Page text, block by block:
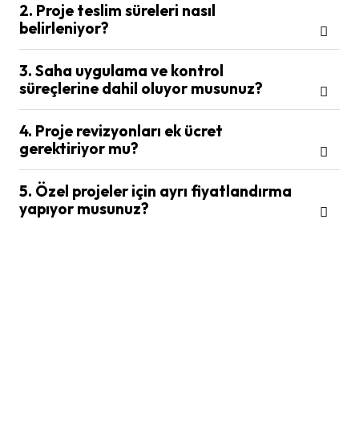
2. Proje teslim süreleri nasıl
belirleniyor?
3. Saha uygulama ve kontrol
süreçlerine dahil oluyor musunuz?
4. Proje revizyonları ek ücret
gerektiriyor mu?
5. Özel projeler için ayrı fiyatlandırma
yapıyor musunuz?